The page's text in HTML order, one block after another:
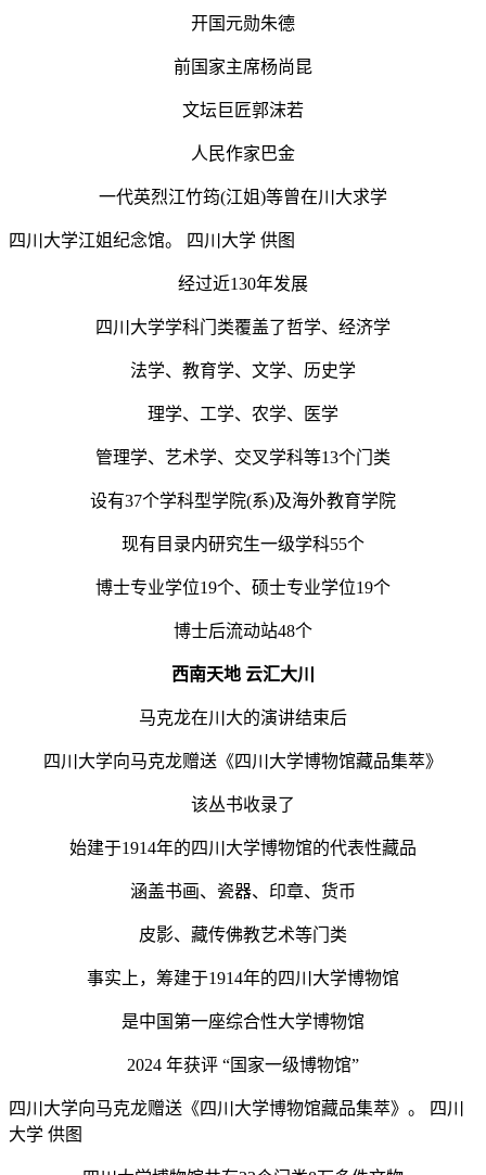
开国元勋朱德
前国家主席杨尚昆
文坛巨匠郭沫若
人民作家巴金
一代英烈江竹筠(江姐)等曾在川大求学
四川大学江姐纪念馆。 四川大学 供图
经过近130年发展
四川大学学科门类覆盖了哲学、经济学
法学、教育学、文学、历史学
理学、工学、农学、医学
管理学、艺术学、交叉学科等13个门类
设有37个学科型学院(系)及海外教育学院
现有目录内研究生一级学科55个
博士专业学位19个、硕士专业学位19个
博士后流动站48个
西南天地 云汇大川
马克龙在川大的演讲结束后
四川大学向马克龙赠送《四川大学博物馆藏品集萃》
该丛书收录了
始建于1914年的四川大学博物馆的代表性藏品
涵盖书画、瓷器、印章、货币
皮影、藏传佛教艺术等门类
事实上，筹建于1914年的四川大学博物馆
是中国第一座综合性大学博物馆
2024 年获评 “国家一级博物馆”
四川大学向马克龙赠送《四川大学博物馆藏品集萃》。 四川
大学 供图